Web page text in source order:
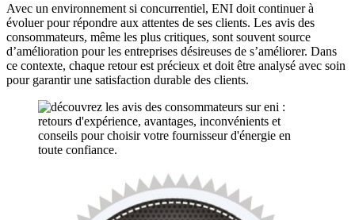
Avec un environnement si concurrentiel, ENI doit continuer à
évoluer pour répondre aux attentes de ses clients. Les avis des
consommateurs, même les plus critiques, sont souvent source
d’amélioration pour les entreprises désireuses de s’améliorer. Dans
ce contexte, chaque retour est précieux et doit être analysé avec soin
pour garantir une satisfaction durable des clients.